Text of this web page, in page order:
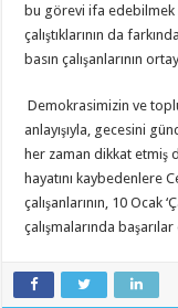
bu görevi ifa edebilmek
çalıştıklarının da
basın çalışanlarının
Demokrasimizin ve
anlayışıyla, gecesini
her zaman dikkat etmiş
hayatını kaybedenlere
çalışanlarının, 10 Ocak
çalışmalarında